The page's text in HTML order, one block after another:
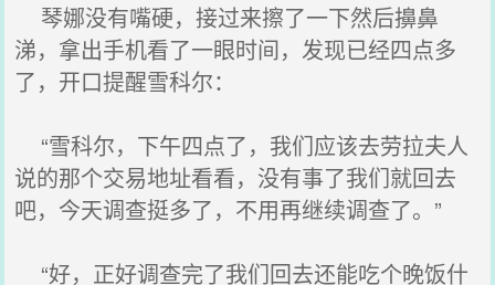
琴娜没有嘴硬，接过来擦了一下然后擤鼻
涕，拿出手机看了一眼时间，发现已经四点多
了，开口提醒雪科尔：
“雪科尔，下午四点了，我们应该去劳拉夫人
说的那个交易地址看看，没有事了我们就回去
吧，今天调查挺多了，不用再继续调查了。”
“好，正好调查完了我们回去还能吃个晚饭什